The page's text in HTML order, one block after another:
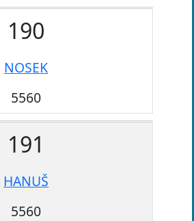
190
NOSEK
5560
191
HANUŠ
5560